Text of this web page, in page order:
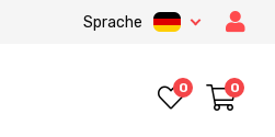
Sprache
0 0